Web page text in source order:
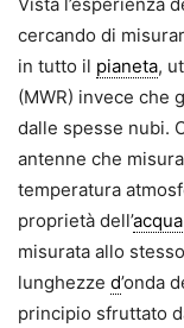
cercando di
in tutto il pianeta,
(MWR) invece che
dalle spesse nubi.
antenne che
temperatura
proprietà dell’acqua
misurata allo
lunghezze d’onda
principio sfruttato